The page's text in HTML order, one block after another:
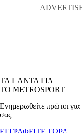
ΤΑ ΠΑΝΤΑ ΓΙΑ
ΤΟ METROSPORT
Ενημερωθείτε πρώτοι για
σας
ΕΓΓΡΑΦΕΙΤΕ ΤΩΡΑ